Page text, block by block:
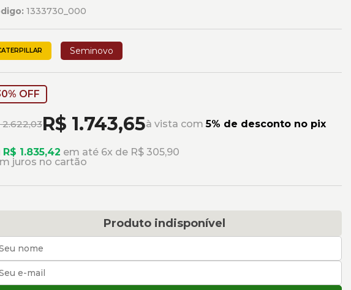
1333730_000
Seminovo
OFF
2.622,03R$ 1.743,65à vista com5% de desconto no pix
R$ 1.835,42 em até 6x de R$ 305,90
juros no cartão
Produto indisponível